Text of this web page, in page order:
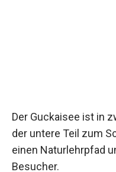
Der Guckaisee ist in
der untere Teil zum
einen Naturlehrpfad
Besucher.